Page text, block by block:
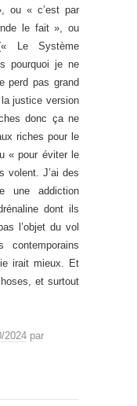
ou « c’est par
le fait », ou
Le Système
pourquoi je ne
perd pas grand
justice version
donc ça ne
riches pour le
« pour éviter le
volent. J’ai des
une addiction
dont ils
l’objet du vol
irait mieux. Et
et surtout
2024 par